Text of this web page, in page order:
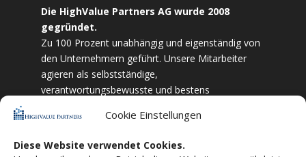
Cookie Einstellungen
Diese Website verwendet Cookies.
Die HighValue Partners AG wurde 2008
gegründet.
Zu 100 Prozent unabhängig und eigenständig von
den Unternehmern geführt. Unsere Mitarbeiter
agieren als selbstständige,
verantwortungsbewusste und bestens
und Zielstrebigkeit sind wir bestrebt das